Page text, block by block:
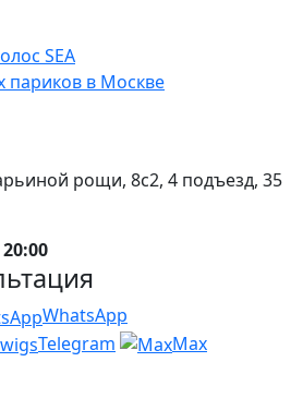
париков в Москве
рощи, 8с2, 4 подъезд, 35
WhatsApp
Telegram
Max